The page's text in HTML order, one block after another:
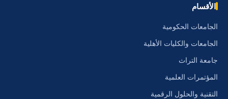
الأقسام
الجامعات الحكومية
الجامعات والكليات الأهلية
جامعة التراث
المؤتمرات العلمية
التقنية والحلول الرقمية